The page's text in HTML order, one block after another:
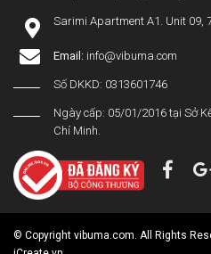
Sarimi Apartment A1. Unit 09,
Email: info@vibuma.com
Số DKKD: 0313601746
Ngày cấp: 05/01/2016 tại Sở
Chí Minh.
© Copyright vibuma.com. All Rights